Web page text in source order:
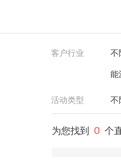
客户行业 不
能
活动类型 不
为您找到 0 个